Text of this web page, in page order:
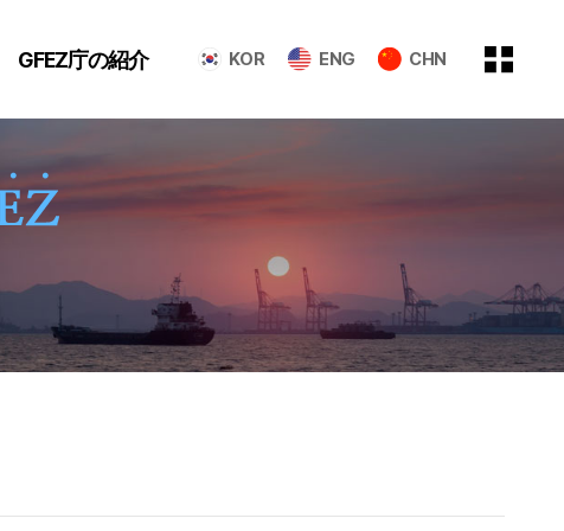
KOR ENG CHN
GFEZ庁の紹介